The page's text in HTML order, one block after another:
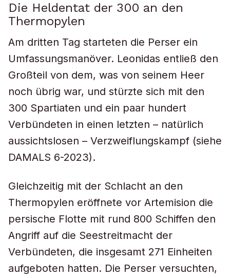
Die Heldentat der 300 an den
Thermopylen
Am dritten Tag starteten die Perser ein
Umfassungsmanöver. Leonidas entließ den
Großteil von dem, was von seinem Heer
noch übrig war, und stürzte sich mit den
300 Spartiaten und ein paar hundert
Verbündeten in einen letzten – natürlich
aussichtslosen – Verzweiflungskampf (siehe
DAMALS 6-2023).
Gleichzeitig mit der Schlacht an den
Thermopylen eröffnete vor Artemision die
persische Flotte mit rund 800 Schiffen den
Angriff auf die Seestreitmacht der
Verbündeten, die insgesamt 271 Einheiten
aufgeboten hatten. Die Perser versuchten,